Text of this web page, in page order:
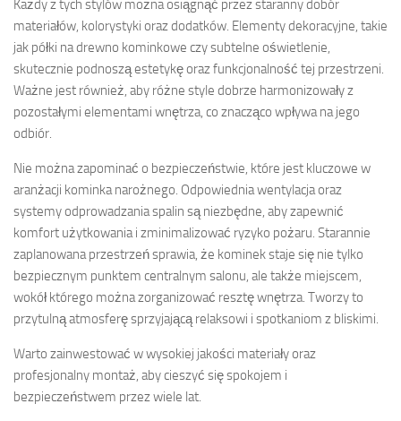
Każdy z tych stylów można osiągnąć przez staranny dobór
materiałów, kolorystyki oraz dodatków. Elementy dekoracyjne, takie
jak półki na drewno kominkowe czy subtelne oświetlenie,
skutecznie podnoszą estetykę oraz funkcjonalność tej przestrzeni.
Ważne jest również, aby różne style dobrze harmonizowały z
pozostałymi elementami wnętrza, co znacząco wpływa na jego
odbiór.
Nie można zapominać o bezpieczeństwie, które jest kluczowe w
aranżacji kominka narożnego. Odpowiednia wentylacja oraz
systemy odprowadzania spalin są niezbędne, aby zapewnić
komfort użytkowania i zminimalizować ryzyko pożaru. Starannie
zaplanowana przestrzeń sprawia, że kominek staje się nie tylko
bezpiecznym punktem centralnym salonu, ale także miejscem,
wokół którego można zorganizować resztę wnętrza. Tworzy to
przytulną atmosferę sprzyjającą relaksowi i spotkaniom z bliskimi.
Warto zainwestować w wysokiej jakości materiały oraz
profesjonalny montaż, aby cieszyć się spokojem i
bezpieczeństwem przez wiele lat.